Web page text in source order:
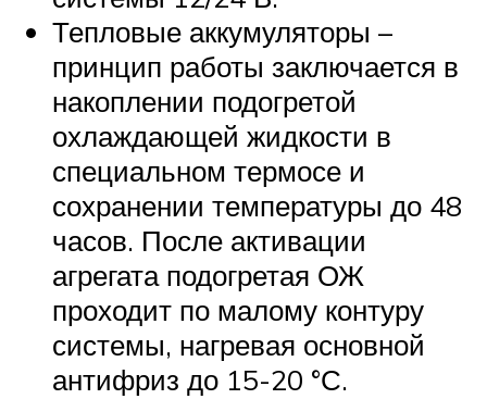
Тепловые аккумуляторы –
принцип работы заключается в
накоплении подогретой
охлаждающей жидкости в
специальном термосе и
сохранении температуры до 48
часов. После активации
агрегата подогретая ОЖ
проходит по малому контуру
системы, нагревая основной
антифриз до 15-20 °С.